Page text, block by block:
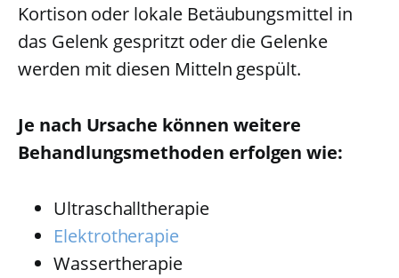
Kortison oder lokale Betäubungsmittel in
das Gelenk gespritzt oder die Gelenke
werden mit diesen Mitteln gespült.
Je nach Ursache können weitere
Behandlungsmethoden erfolgen wie:
Ultraschalltherapie
Elektrotherapie
Wassertherapie